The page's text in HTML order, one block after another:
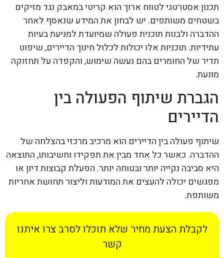
תכנון אסטרטגי לטווח ארוך הוא קריטי במאבק נגד מזיקים
בשטחים משותפים. יש לבחון את המידע שנאסף לאחר
ההדברה ולבנות תוכנית פעולה שמיועדת למניעת בעיות
עתידיות. תוכניות אלו יכולות לכלול חינוך הדיירים, שיפוט
תדיר של החומרים בהם נעשה שימוש, והקפדה על תחזוקה
מונעת.
הגברת שיתוף הפעולה בין
הדיירים
שיתוף פעולה בין הדיירים הוא מרכיב מרכזי בהצלחה של
ההדברה. כאשר כל אחד מבין את תפקידו וחשיבותו, התוצאה
היא סביבה נקייה יותר ובטוחה יותר. הפעלת קבוצות דיון או
מפגשים יכולה להעצים את המודעות וליצור תחושת אחריות
משותפת.
לקבלת הצעת מחיר שלא תוכלו לסרב צרו איתנו
קשר